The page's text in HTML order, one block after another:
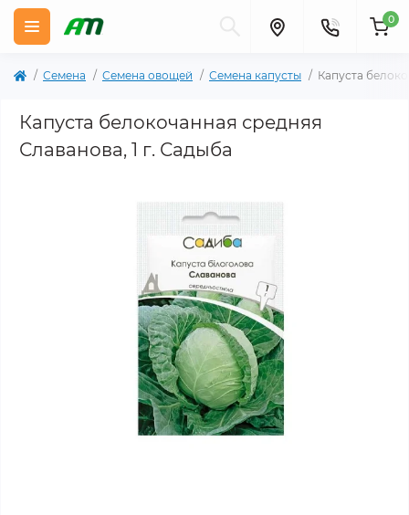
0
Семена Семена овощей Семена капусты Капуста
Капуста белокочанная средняя
Славанова, 1 г. Садыба